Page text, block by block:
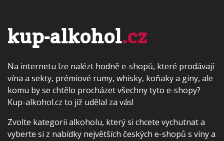
kup-alkohol.cz
Na internetu lze nalézt hodně e-shopů, které prodávají
vína a sekty, prémiové rumy, whisky, koňaky a giny, ale
komu by se chtělo procházet všechny tyto e-shopy?
Kup-alkohol.cz to již udělal za vás!
Zvolte kategorii alkoholu, který si chcete vychutnat a
vyberte si z nabídky největších českých e-shopů s víny a